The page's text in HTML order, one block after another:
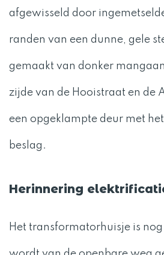
afgewisseld door
randen van een dunne, gele
gemaakt van donker
zijde van de Hooistraat en de
een opgeklampte deur met
beslag.
Herinnering
Het transformatorhuisje is